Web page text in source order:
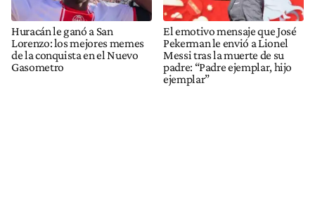
Huracán le ganó a San
Lorenzo: los mejores memes
de la conquista en el Nuevo
Gasometro
El emotivo mensaje que José
Pekerman le envió a Lionel
Messi tras la muerte de su
padre: “Padre ejemplar, hijo
ejemplar”